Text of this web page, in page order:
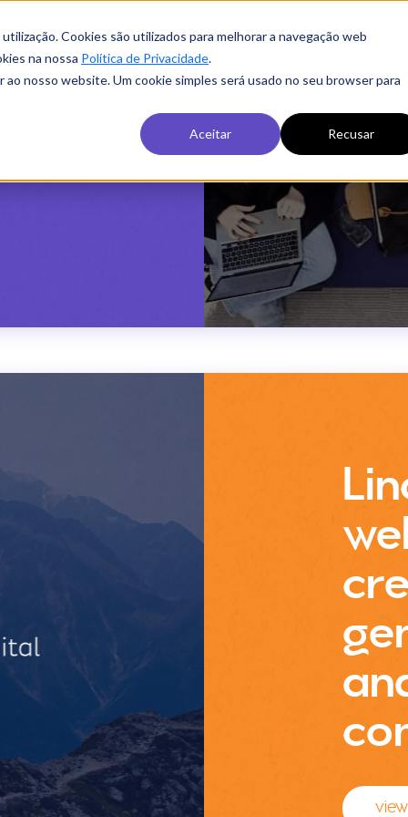
Cookies são utilizados para melhorar a navegação web
na nossa Política de Privacidade.
nosso website. Um cookie simples será usado no seu browser para
Aceitar Recusar
services hubspot work about